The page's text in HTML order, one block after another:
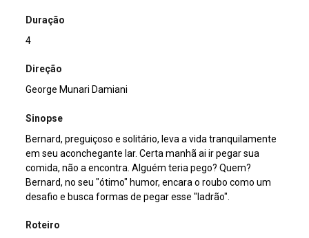
Duração
4
Direção
George Munari Damiani
Sinopse
Bernard, preguiçoso e solitário, leva a vida tranquilamente
em seu aconchegante lar. Certa manhã ai ir pegar sua
comida, não a encontra. Alguém teria pego? Quem?
Bernard, no seu "ótimo" humor, encara o roubo como um
desafio e busca formas de pegar esse "ladrão".
Roteiro